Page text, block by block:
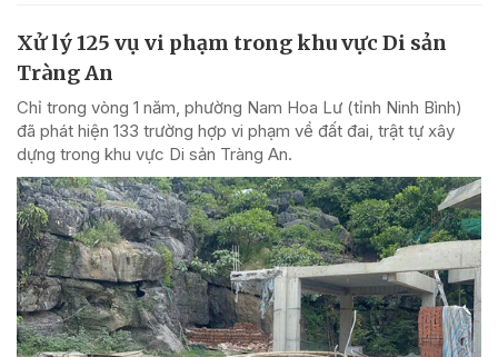
Xử lý 125 vụ vi phạm trong khu vực Di sản
Tràng An
Chỉ trong vòng 1 năm, phường Nam Hoa Lư (tỉnh Ninh Bình)
đã phát hiện 133 trường hợp vi phạm về đất đai, trật tự xây
dựng trong khu vực Di sản Tràng An.